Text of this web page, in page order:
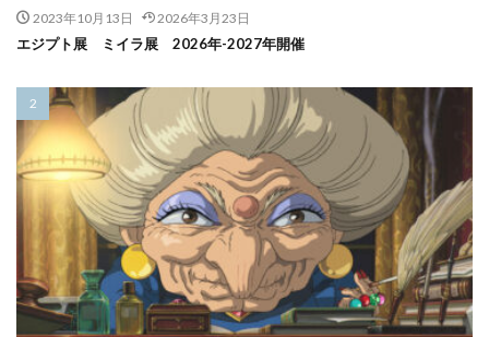
2023年10月13日 2026年3月23日
エジプト展 ミイラ展 2026年-2027年開催